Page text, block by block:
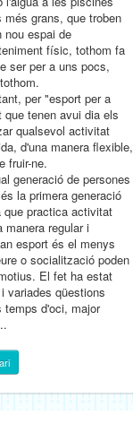
grans, que troben
nou espai de
físic, tothom fa
ser per a uns pocs,
per "esport per a
tenen avui dia els
qualsevol activitat
d'una manera flexible,
fruir-ne.
generació de persones
la primera generació
practica activitat
regular i
esport és el menys
o socialització poden
El fet ha estat
variades qüestions
temps d'oci, major